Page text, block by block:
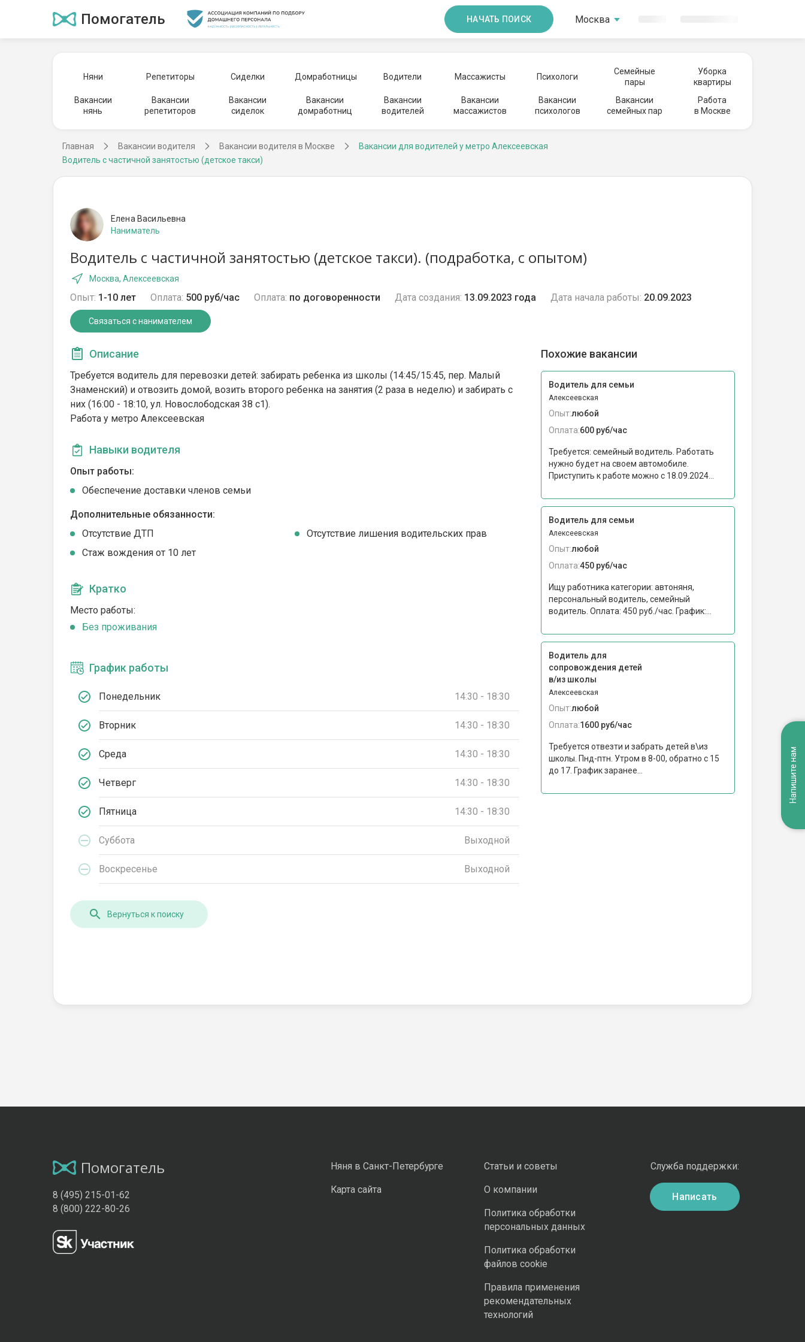
Помогатель НАЧАТЬ ПОИСК Москва
Няни Репетиторы Сиделки Домработницы Водители Массажисты Психологи
Семейные
пары
Уборка
квартиры
Вакансии
нянь
Вакансии
репетиторов
Вакансии
сиделок
Вакансии
домработниц
Вакансии
водителей
Вакансии
массажистов
Вакансии
психологов
Вакансии
семейных пар
Работа
в Москве
Главная Вакансии водителя Вакансии водителя в Москве
Вакансии для водителей у метро Алексеевская
Водитель с частичной занятостью (детское такси)
Елена Васильевна
Наниматель
Водитель с частичной занятостью (детское такси). (подработка, с опытом)
Москва, Алексеевская
Опыт: 1-10 лет Оплата: 500 руб/час Оплата: по договоренности Дата создания: 13.09.2023 года Дата начала работы: 20.09.2023
Связаться с нанимателем
Описание
Требуется водитель для перевозки детей: забирать ребенка из школы (14:45/15:45, пер. Малый
Знаменский) и отвозить домой, возить второго ребенка на занятия (2 раза в неделю) и забирать с
них (16:00 - 18:10, ул. Новослободская 38 с1).
Работа у метро Алексеевская
Навыки водителя
Опыт работы:
Обеспечение доставки членов семьи
Дополнительные обязанности:
Отсутствие ДТП
Отсутствие лишения водительских прав
Стаж вождения от 10 лет
Кратко
Место работы:
Без проживания
График работы
Понедельник 14:30 - 18:30
Вторник 14:30 - 18:30
Среда 14:30 - 18:30
Четверг 14:30 - 18:30
Пятница 14:30 - 18:30
Суббота Выходной
Воскресенье Выходной
Похожие вакансии
Водитель для семьи
Алексеевская
Опыт:любой
Оплата:600 руб/час
Требуется: семейный водитель. Работать
нужно будет на своем автомобиле.
Приступить к работе можно c 18.09.2024...
Водитель для семьи
Алексеевская
Опыт:любой
Оплата:450 руб/час
Ищу работника категории: автоняня,
персональный водитель, семейный
водитель. Оплата: 450 руб./час. График:...
Водитель для
сопровождения детей
в/из школы
Алексеевская
Опыт:любой
Оплата:1600 руб/час
Требуется отвезти и забрать детей в\из
школы. Пнд-птн. Утром в 8-00, обратно с 15
до 17. График заранее...
Вернуться к поиску
Помогатель
8 (495) 215-01-62
8 (800) 222-80-26
Няня в Санкт-Петербурге
Карта сайта
Статьи и советы
О компании
Политика обработки
персональных данных
Политика обработки
файлов cookie
Правила применения
рекомендательных
технологий
Служба поддержки:
Написать
Напишите нам